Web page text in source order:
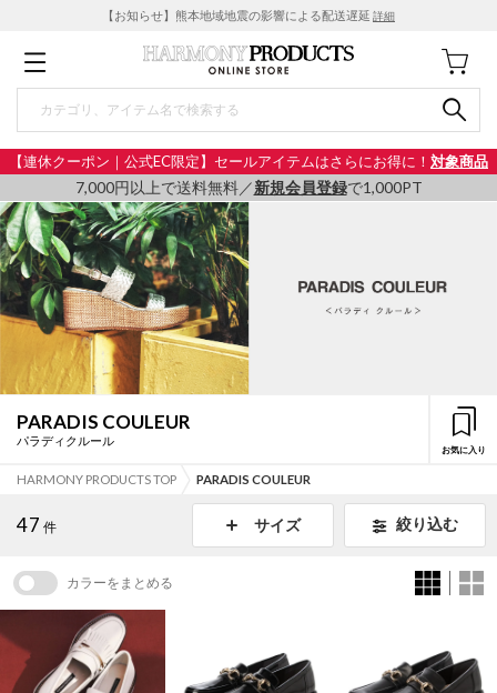
【お知らせ】熊本地域地震の影響による配送遅延 詳細
【連休クーポン｜公式EC限定】セールアイテムはさらにお得に！ 対象商品
7,000円以上で送料無料／新規会員登録で1,000PT
PARADIS COULEUR
パラディクルール
お気に入り
HARMONY PRODUCTS TOP PARADIS COULEUR
47 件 サイズ 絞り込む
カラーをまとめる